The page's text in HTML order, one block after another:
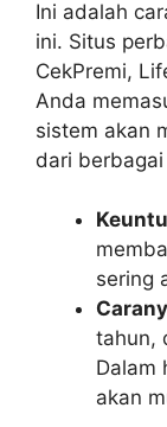
Ini adalah
ini. Situs
CekPremi,
Anda
sistem akan
dari
sering
tahun,
Dalam
akan